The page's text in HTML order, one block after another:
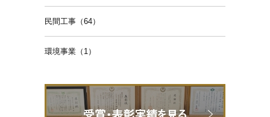
民間工事（64）
環境事業（1）